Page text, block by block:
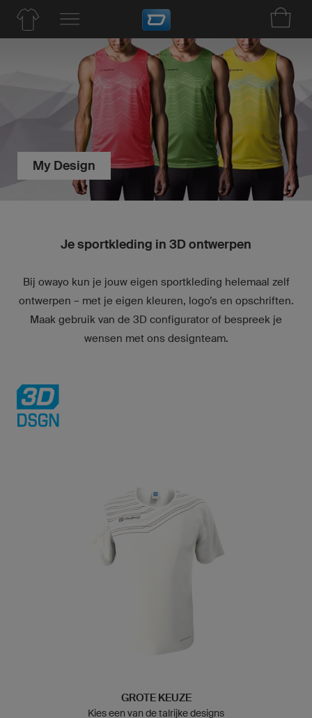
My Design
Je sportkleding in 3D ontwerpen
Bij owayo kun je jouw eigen sportkleding helemaal zelf
ontwerpen – met je eigen kleuren, logo’s en opschriften.
Maak gebruik van de 3D configurator of bespreek je
wensen met ons designteam.
GROTE KEUZE
Kies een van de talrijke designs